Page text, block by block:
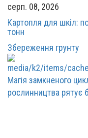
серп. 08, 2026
Картопля для шкіл:
тонн
Збереження грунту
Магія замкненого
рослинництва рятує